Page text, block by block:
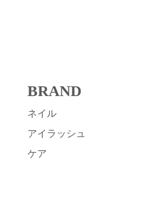
BRAND
ネイル
アイラッシュ
ケア